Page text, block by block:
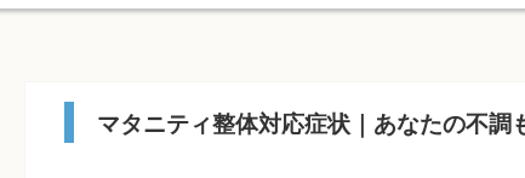
マタニティ整体対応症状｜あなたの不調